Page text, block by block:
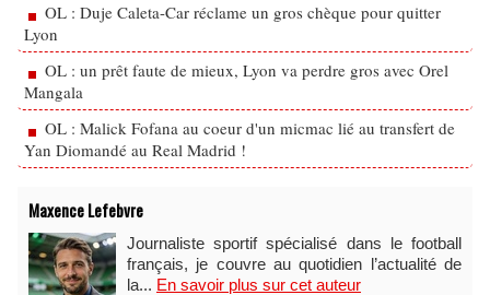
OL : Duje Caleta-Car réclame un gros chèque pour quitter
Lyon
OL : un prêt faute de mieux, Lyon va perdre gros avec Orel
Mangala
OL : Malick Fofana au coeur d'un micmac lié au transfert de
Yan Diomandé au Real Madrid !
Maxence Lefebvre
Journaliste sportif spécialisé dans le football
français, je couvre au quotidien l’actualité de
la... En savoir plus sur cet auteur